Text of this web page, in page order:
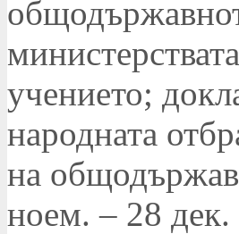
учението;
народната
на
ноем. – 28 дек.